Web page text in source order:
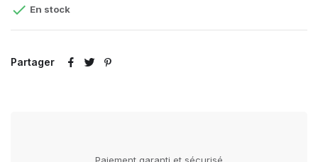
 En stock
Partager